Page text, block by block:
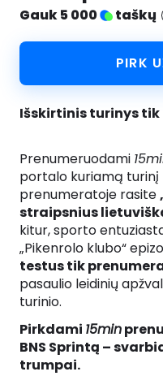
Software
Gauk 5 000 taškų
PIRK
Išskirtinis turinys tik
Prenumeruodami
portalo kuriamą turinį
prenumeratoje rasite
straipsnius
kitur, sporto
„Pikenrolo klubo“
testus tik
pasaulio leidinių
turinio.
Pirkdami 15min
BNS Sprintą –
trumpai.